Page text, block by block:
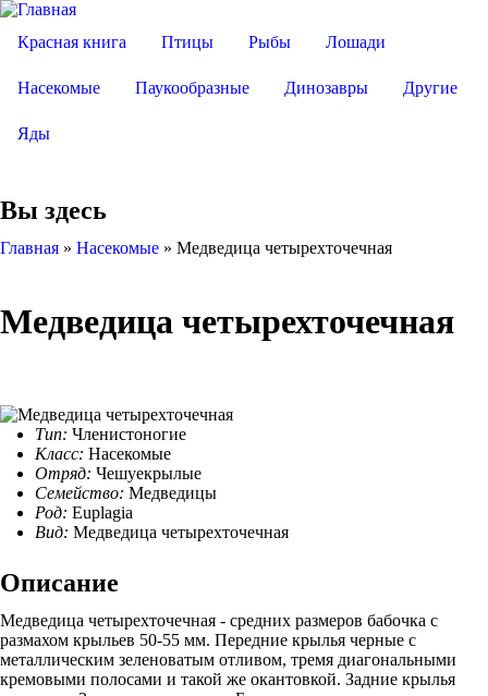
Красная книга Птицы Рыбы Лошади
Насекомые Паукообразные Динозавры Другие
Яды
Вы здесь
Главная » Насекомые » Медведица четырехточечная
Медведица четырехточечная
Тип: Членистоногие
Класс: Насекомые
Отряд: Чешуекрылые
Семейство: Медведицы
Род: Euplagia
Вид: Медведица четырехточечная
Описание
Медведица четырехточечная - средних размеров бабочка с
размахом крыльев 50-55 мм. Передние крылья черные с
металлическим зеленоватым отливом, тремя диагональными
кремовыми полосами и такой же окантовкой. Задние крылья